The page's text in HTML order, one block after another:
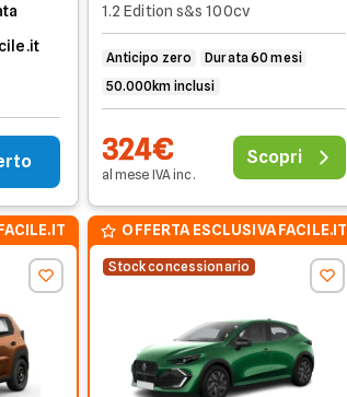
1.2 Edition s&s 100cv
Anticipo zero
Durata 60 mesi
50.000km inclusi
324€
al mese IVAinc.
Scopri
OFFERTA ESCLUSIVA FACILE.IT
Stock concessionario